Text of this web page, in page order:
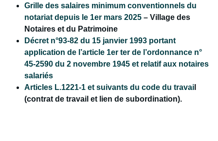
Grille des salaires minimum conventionnels du
notariat depuis le 1er mars 2025 – Village des
Notaires et du Patrimoine
Décret n°93-82 du 15 janvier 1993 portant
application de l’article 1er ter de l’ordonnance n°
45-2590 du 2 novembre 1945 et relatif aux notaires
salariés
Articles L.1221-1 et suivants du code du travai
(contrat de travail et lien de subordination).